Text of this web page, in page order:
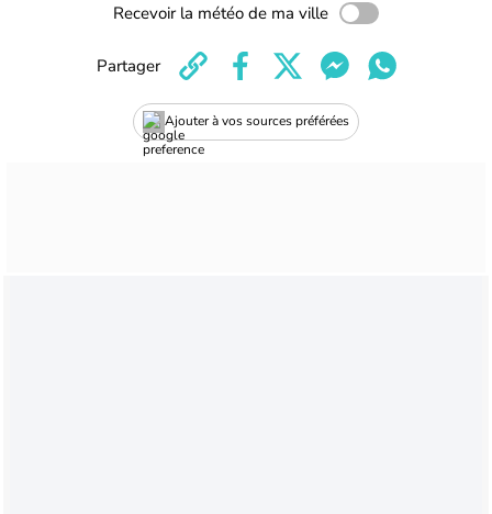
Recevoir la météo de ma ville
Ajouter à vos sources préférées
Partager